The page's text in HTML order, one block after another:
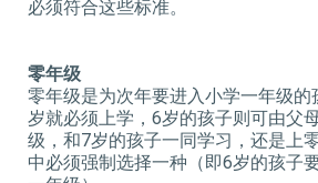
必须符合这些标准。
零年级
零年级是为次年要进入小学一年级
岁就必须上学，6岁的孩子则可由父
级，和7岁的孩子一同学习，还是上
中必须强制选择一种（即6岁的孩子